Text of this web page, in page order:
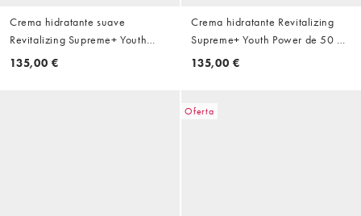
Crema hidratante suave
Revitalizing Supreme+ Youth
Power de 50 ml de Estée Lauder
135,00 €
Crema hidratante Revitalizing
Supreme+ Youth Power de 50 ml
de Estée Lauder
135,00 €
Oferta